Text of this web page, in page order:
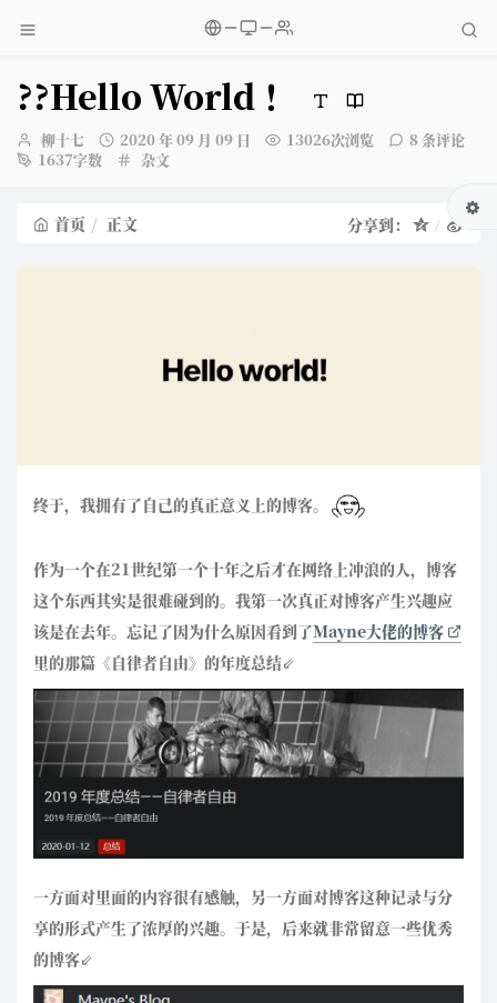
?‍?Hello World ！
博
主：
柳十七
发
布
2020 年 09 月 09 日 13026次浏览
8 条评论
1637字数
分
杂文
首页 正文 分享到：
终于，我拥有了自己的真正意义上的博客。
作为一个在21世纪第一个十年之后才在网络上冲浪的人，博客
这个东西其实是很难碰到的。我第一次真正对博客产生兴趣应
该是在去年。忘记了因为什么原因看到了Mayne大佬的博客
里的那篇《自律者自由》的年度总结⇙
一方面对里面的内容很有感触，另一方面对博客这种记录与分
享的形式产生了浓厚的兴趣。于是，后来就非常留意一些优秀
的博客⇙